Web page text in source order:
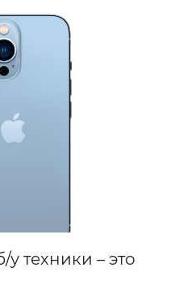
техники – это